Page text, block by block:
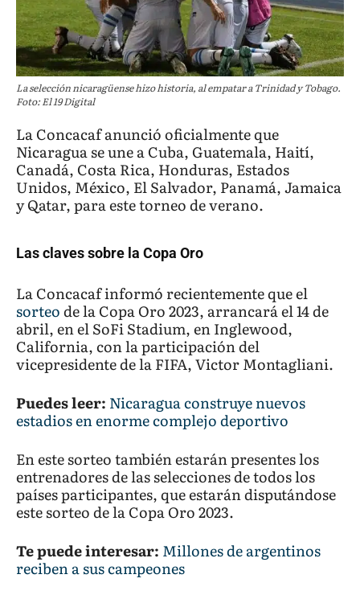
La selección nicaragüense hizo historia, al empatar a Trinidad y Tobago.
Foto: El 19 Digital
La Concacaf anunció oficialmente que
Nicaragua se une a Cuba, Guatemala, Haití,
Canadá, Costa Rica, Honduras, Estados
Unidos, México, El Salvador, Panamá, Jamaica
y Qatar, para este torneo de verano.
Las claves sobre la Copa Oro
La Concacaf informó recientemente que el
sorteode la Copa Oro 2023, arrancará el 14 de
abril, en el SoFi Stadium, en Inglewood,
California, con la participación del
vicepresidente de la FIFA, Victor Montagliani.
Puedes leer: Nicaragua construye nuevos
estadios en enorme complejo deportivo
En este sorteo también estarán presentes los
entrenadores de las selecciones de todos los
países participantes, que estarán disputándose
este sorteo de la Copa Oro 2023.
Te puede interesar: Millones de argentinos
reciben a sus campeones